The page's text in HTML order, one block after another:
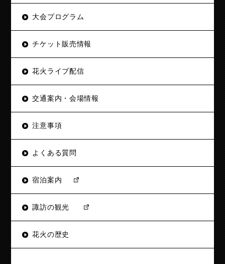
大会プログラム
チケット販売情報
花火ライブ配信
交通案内・会場情報
注意事項
よくある質問
宿泊案内
諏訪の観光
花火の歴史